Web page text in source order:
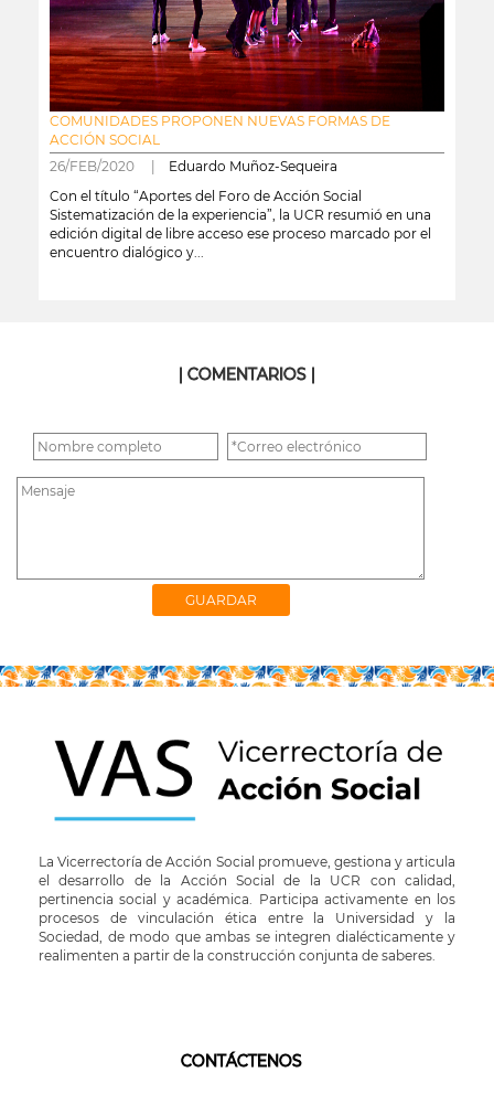
COMUNIDADES PROPONEN NUEVAS FORMAS DE
ACCIÓN SOCIAL
26/FEB/2020 | Eduardo Muñoz-Sequeira
Con el título “Aportes del Foro de Acción Social
Sistematización de la experiencia”, la UCR resumió en una
edición digital de libre acceso ese proceso marcado por el
encuentro dialógico y...
| COMENTARIOS |
La Vicerrectoría de Acción Social promueve, gestiona y articula
el desarrollo de la Acción Social de la UCR con calidad,
pertinencia social y académica. Participa activamente en los
procesos de vinculación ética entre la Universidad y la
Sociedad, de modo que ambas se integren dialécticamente y
realimenten a partir de la construcción conjunta de saberes.
CONTÁCTENOS